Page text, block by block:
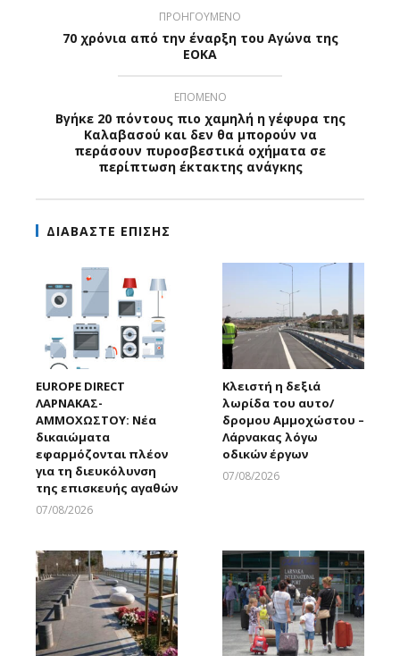
ΠΡΟΗΓΟΥΜΕΝΟ
70 χρόνια από την έναρξη του Αγώνα της
ΕΟΚΑ
ΕΠΟΜΕΝΟ
Βγήκε 20 πόντους πιο χαμηλή η γέφυρα της
Καλαβασού και δεν θα μπορούν να
περάσουν πυροσβεστικά οχήματα σε
περίπτωση έκτακτης ανάγκης
ΔΙΑΒΑΣΤΕ ΕΠΙΣΗΣ
EUROPE DIRECT
ΛΑΡΝΑΚΑΣ-
ΑΜΜΟΧΩΣΤΟΥ: Νέα
δικαιώματα
εφαρμόζονται πλέον
για τη διευκόλυνση
της επισκευής αγαθών
07/08/2026
Κλειστή η δεξιά
λωρίδα του αυτο/
δρομου Αμμοχώστου –
Λάρνακας λόγω
οδικών έργων
07/08/2026